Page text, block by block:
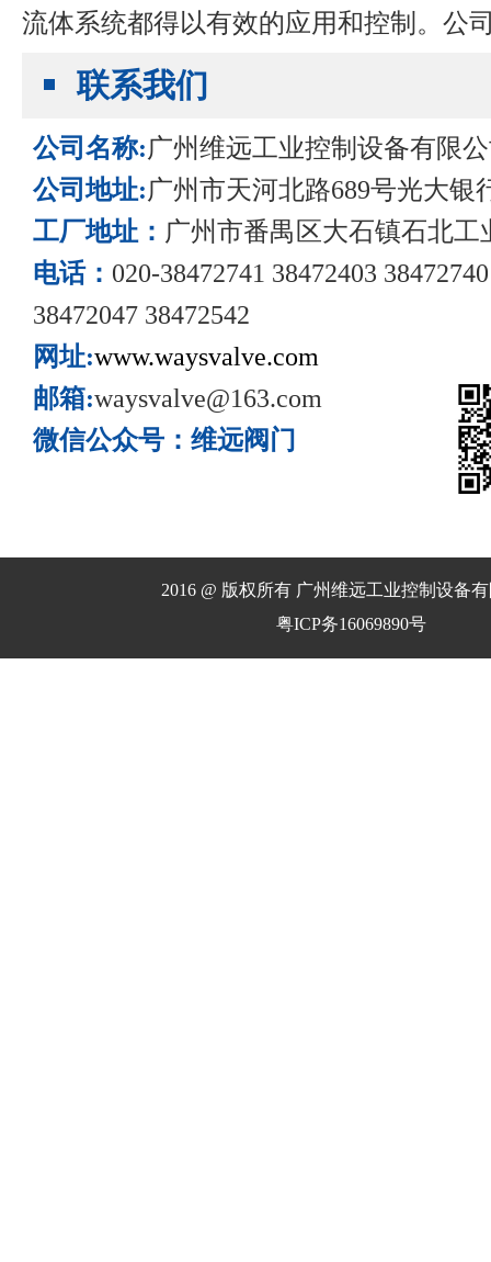
流体系统都得以有效的应用和控制。 公
谨力阀门有限公司位于广州市番禺区大
联系我们
公司名称:广州维远工业控制设备有限
公司地址:广州市天河北路689号光大银
工厂地址： 广州市番禺区大石镇石北工
电话： 020-38472741 38472403
38472047 38472542
网址:www.waysvalve.com
邮箱:waysvalve@163.com
微信公众号：维远阀门
2016 @ 版权所有 广州维远工业控制设备
粤ICP务16069890号